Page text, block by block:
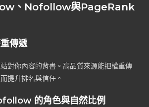
、Nofollow與PageRank
傳遞
對你內容的背書。高品質來源能把權重傳
提升排名與信任。
的角色與自然比例